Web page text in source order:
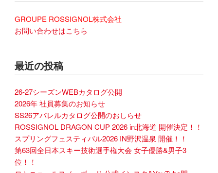
GROUPE ROSSIGNOL株式会社
お問い合わせはこちら
最近の投稿
26-27シーズンWEBカタログ公開
2026年 社員募集のお知らせ
SS26アパレルカタログ公開のおしらせ
ROSSIGNOL DRAGON CUP 2026 in北海道 開催決定！！
スプリングフェスティバル2026 IN野沢温泉 開催！！
第63回全日本スキー技術選手権大会 女子優勝&男子3
位！！